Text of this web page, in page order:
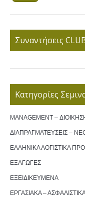
Συναντήσεις
Κατηγορίες
MANAGEMENT –
ΔΙΑΠΡΑΓΜΑΤΕΥΣΕΙΣ –
ΕΛΛΗΝΙΚΑ ΛΟΓΙΣΤΙΚΑ
ΕΞΑΓΩΓΕΣ
ΕΞΕΙΔΙΚΕΥΜΕΝΑ
ΕΡΓΑΣΙΑΚΑ –